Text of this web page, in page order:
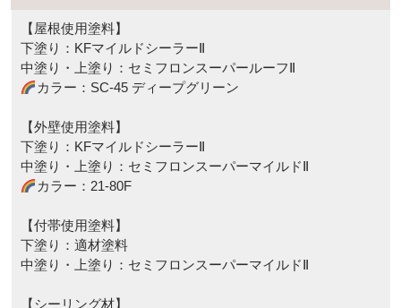
【屋根使用塗料】
下塗り：KFマイルドシーラーⅡ
中塗り・上塗り：セミフロンスーパールーフⅡ
カラー：SC-45 ディープグリーン
【外壁使用塗料】
下塗り：KFマイルドシーラーⅡ
中塗り・上塗り：セミフロンスーパーマイルドⅡ
カラー：21-80F
【付帯使用塗料】
下塗り：適材塗料
中塗り・上塗り：セミフロンスーパーマイルドⅡ
【シーリング材】